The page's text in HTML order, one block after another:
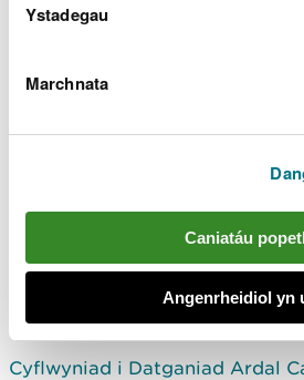
Ystadegau
Marchnata
Caniatáu
Angenrheidiol yn
Datganiad Ardal
Canolbarth
Cyflwyniad i Datganiad Ardal